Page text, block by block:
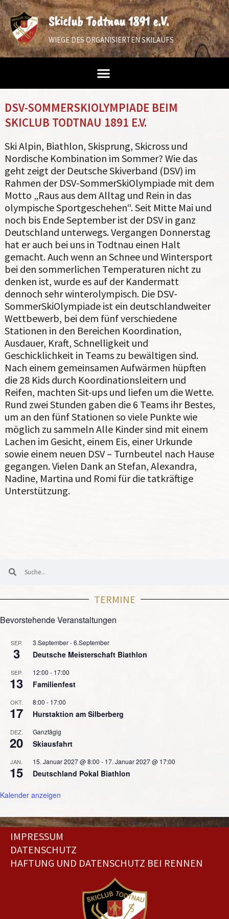
Skiclub Todtnau 1891 e.V.
WIEGE DES ORGANISIERTEN SKILAUFS
DSV-SOMMERSKIOLYMPIADE BEIM
SKICLUB TODTNAU 1891 E.V.
Ski Alpin, Biathlon, Skisprung, Skicross und
Nordische Kombination im Sommer? Wie das
geht zeigt der Deutsche Skiverband (DSV) im
Rahmen der DSV-SommerSkiOlympiade mit dem
Motto „Raus aus dem Alltag und Rein in das
olympische Sportgeschehen“. Seit Mitte Mai und
noch bis Ende September ist der DSV in ganz
Deutschland unterwegs. Vergangen Donnerstag
hat er auch bei uns in Todtnau einen Halt
gemacht. Auch wenn an Schnee und Wintersport
bei den sommerlichen Temperaturen nicht zu
denken ist, wurde es auf der Kandermatt
dennoch sehr winterolympisch. Die DSV-
SommerSkiOlympiade ist ein deutschlandweiter
Wettbewerb, bei dem fünf verschiedene
Stationen in den Bereichen Koordination,
Ausdauer, Kraft, Schnelligkeit und
Geschicklichkeit in Teams zu bewältigen sind.
Nach einem gemeinsamen Aufwärmen hüpften
die 28 Kids durch Koordinationsleitern und
Reifen, machten Sit-ups und liefen um die Wette.
Rund zwei Stunden gaben die 6 Teams ihr Bestes,
um an den fünf Stationen so viele Punkte wie
möglich zu sammeln Alle Kinder sind mit einem
Lachen im Gesicht, einem Eis, einer Urkunde
sowie einem neuen DSV – Turnbeutel nach Hause
gegangen. Vielen Dank an Stefan, Alexandra,
Nadine, Martina und Romi für die tatkräftige
Unterstützung.
TERMINE
Bevorstehende Veranstaltungen
SEP.
3
3.September-6.September
Deutsche Meisterschaft Biathlon
SEP.
13
12:00 - 17:00
Familienfest
OKT.
17
8:00 - 17:00
Hurstaktion am Silberberg
DEZ.
20
Ganztägig
Skiausfahrt
JAN.
15
15. Januar 2027 @ 8:00 - 17. Januar 2027 @ 17:00
Deutschland Pokal Biathlon
Kalender anzeigen
IMPRESSUM
DATENSCHUTZ
HAFTUNG UND DATENSCHUTZ BEI RENNEN